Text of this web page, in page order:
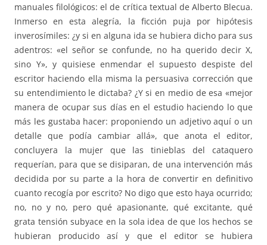
manuales filológicos: el de crítica textual de Alberto Blecua.
Inmerso en esta alegría, la ficción puja por hipótesis
inverosímiles: ¿y si en alguna ida se hubiera dicho para sus
adentros: «el señor se confunde, no ha querido decir X,
sino Y», y quisiese enmendar el supuesto despiste del
escritor haciendo ella misma la persuasiva corrección que
su entendimiento le dictaba? ¿Y si en medio de esa «mejor
manera de ocupar sus días en el estudio haciendo lo que
más les gustaba hacer: proponiendo un adjetivo aquí o un
detalle que podía cambiar allá», que anota el editor,
concluyera la mujer que las tinieblas del cataquero
requerían, para que se disiparan, de una intervención más
decidida por su parte a la hora de convertir en definitivo
cuanto recogía por escrito? No digo que esto haya ocurrido;
no, no y no, pero qué apasionante, qué excitante, qué
grata tensión subyace en la sola idea de que los hechos se
hubieran producido así y que el editor se hubiera